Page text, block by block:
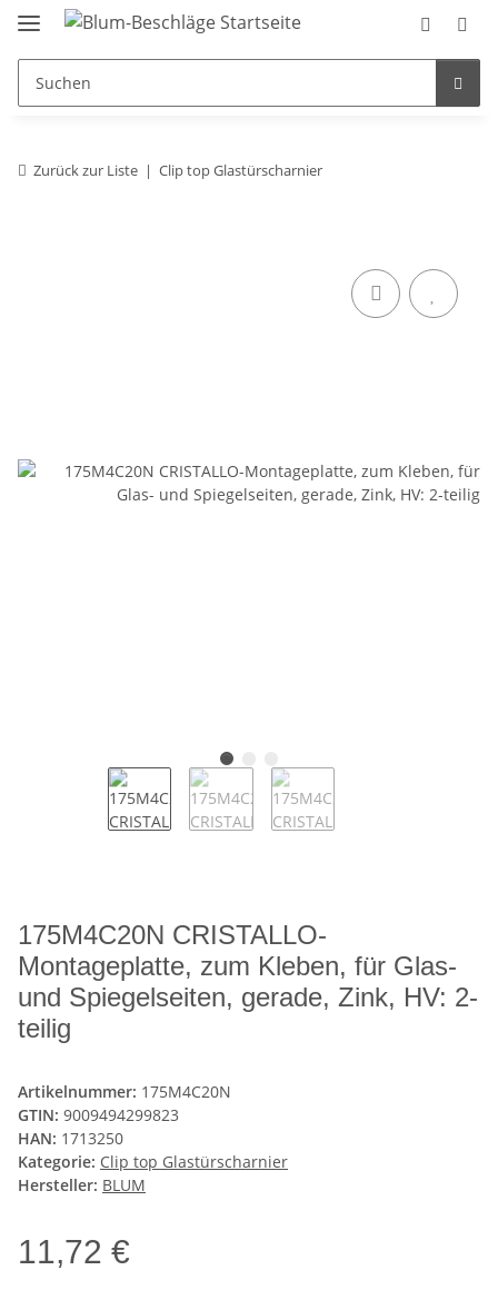
Zurück zur Liste Clip top Glastürscharnier
175M4C20N CRISTALLO-
Montageplatte, zum Kleben, für Glas-
und Spiegelseiten, gerade, Zink, HV: 2-
teilig
Artikelnummer: 175M4C20N
GTIN: 9009494299823
HAN: 1713250
Kategorie: Clip top Glastürscharnier
Hersteller: BLUM
11,72 €